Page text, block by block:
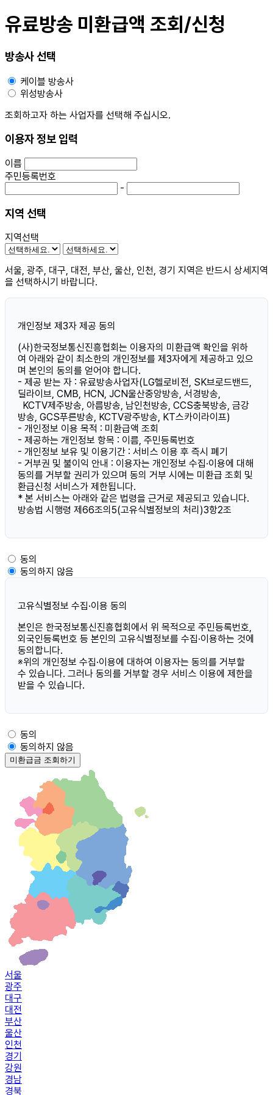
유료방송 미환급액 조회/신청
방송사 선택
케이블 방송사
위성방송사
조회하고자 하는 사업자를 선택해 주십시오.
이용자 정보 입력
이름
주민등록번호
-
지역 선택
지역선택
서울, 광주, 대구, 대전, 부산, 울산, 인천, 경기 지역은 반드시 상세지역
을 선택하시기 바랍니다.
개인정보 제3자 제공 동의
(사)한국정보통신진흥협회는 이용자의 미환급액 확인을 위하
여 아래와 같이 최소한의 개인정보를 제3자에게 제공하고 있으
며 본인의 동의를 얻어야 합니다.
- 제공 받는 자 : 유료방송사업자(LG헬로비전, SK브로드밴드,
딜라이브, CMB, HCN, JCN울산중앙방송, 서경방송,
KCTV제주방송, 아름방송, 남인천방송, CCS충북방송, 금강
방송, GCS푸른방송, KCTV광주방송, KT스카이라이프)
- 개인정보 이용 목적 : 미환급액 조회
- 제공하는 개인정보 항목 : 이름, 주민등록번호
- 개인정보 보유 및 이용기간 : 서비스 이용 후 즉시 폐기
- 거부권 및 불이익 안내 : 이용자는 개인정보 수집·이용에 대해
동의를 거부할 권리가 있으며 동의 거부 시에는 미환급 조회 및
환급신청 서비스가 제한됩니다.
* 본 서비스는 아래와 같은 법령을 근거로 제공되고 있습니다.
방송법 시행령 제66조의5(고유식별정보의 처리)3항2조
동의
동의하지 않음
고유식별정보 수집·이용 동의
본인은 한국정보통신진흥협회에서 위 목적으로 주민등록번호,
외국인등록번호 등 본인의 고유식별정보를 수집·이용하는 것에
동의합니다.
※위의 개인정보 수집·이용에 대하여 이용자는 동의를 거부할
수 있습니다. 그러나 동의를 거부할 경우 서비스 이용에 제한을
받을 수 있습니다.
동의
동의하지 않음
미환급금 조회하기
서울
광주
대구
대전
부산
울산
인천
경기
강원
경남
경북